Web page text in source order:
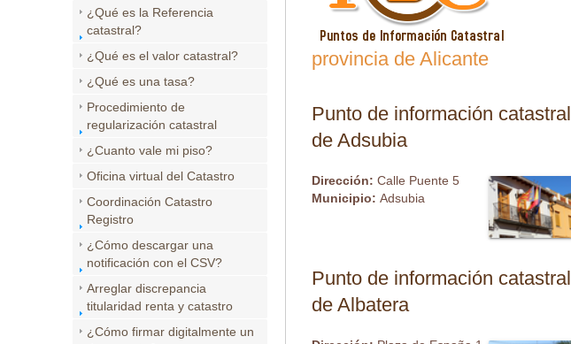
provincia de Alicante
Punto de información catastral
de Adsubia
Dirección: Calle Puente 5
Municipio: Adsubia
Punto de información catastral
de Albatera
¿Qué es la Referencia
catastral?
¿Qué es el valor catastral?
¿Qué es una tasa?
Procedimiento de
regularización catastral
¿Cuanto vale mi piso?
Oficina virtual del Catastro
Coordinación Catastro
Registro
¿Cómo descargar una
notificación con el CSV?
Arreglar discrepancia
titularidad renta y catastro
¿Cómo firmar digitalmente un